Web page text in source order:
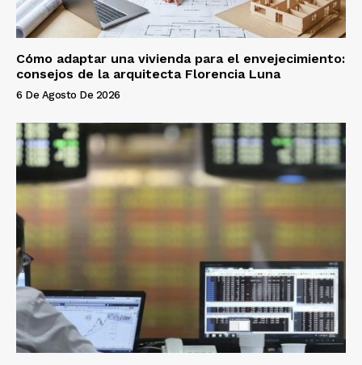
Cómo adaptar una vivienda para el envejecimiento:
consejos de la arquitecta Florencia Luna
6 De Agosto De 2026